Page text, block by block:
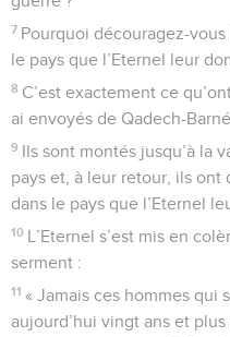
7 Pourquoi découragez-
le pays que l’Eternel leur
8 C’est exactement ce
ai envoyés de Qadech-
9 Ils sont montés jusqu’à la
pays et, à leur retour, ils ont
dans le pays que l’Eternel
10 L’Eternel s’est mis en
serment :
11 « Jamais ces hommes qui
aujourd’hui vingt ans et